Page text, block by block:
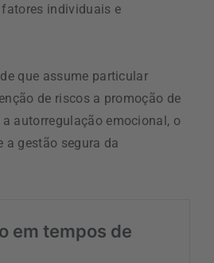
individuais e
que assume particular
de riscos a promoção de
autorregulação emocional, o
a gestão segura da